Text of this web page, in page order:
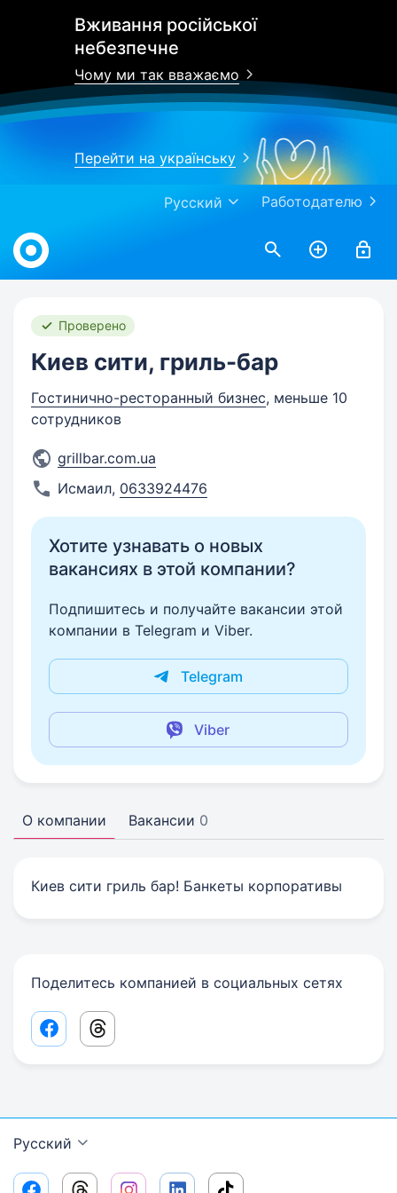
Вживання російської
небезпечне
Чому ми так вважаємо
Перейти на українську
Работодателю
Русский
Work.ua
Проверено
Киев сити, гриль-бар
Гостинично-ресторанный бизнес, меньше 10
сотрудников
grillbar.com.ua
Исмаил, 0633924476
Хотите узнавать о новых
вакансиях в этой компании?
Подпишитесь и получайте вакансии этой
компании в Telegram и Viber.
Telegram
Viber
О компании Вакансии 0
Киев сити гриль бар! Банкеты корпоративы
Поделитесь компанией в социальных сетях
Facebook share link
Threads share link
Русский